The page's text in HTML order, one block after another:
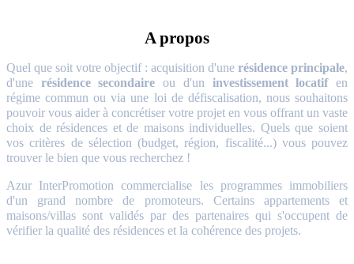
A propos
Quel que soit votre objectif : acquisition d'une résidence principale,
d'une résidence secondaire ou d'un investissement locatifen
régime commun ou via une loi de défiscalisation, nous souhaitons
pouvoir vous aider à concrétiser votre projet en vous offrant un vaste
choix de résidences et de maisons individuelles. Quels que soient
vos critères de sélection (budget, région, fiscalité...) vous pouvez
trouver le bien que vous recherchez !
Azur InterPromotion commercialise les programmes immobiliers
d'un grand nombre de promoteurs. Certains appartements et
maisons/villas sont validés par des partenaires qui s'occupent de
vérifier la qualité des résidences et la cohérence des projets.